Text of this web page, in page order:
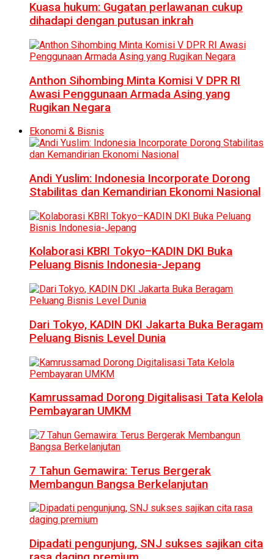
Kuasa hukum: Gugatan perlawanan cukup
dihadapi dengan putusan inkrah
Anthon Sihombing Minta Komisi V DPR RI
Awasi Penggunaan Armada Asing yang
Rugikan Negara
Ekonomi & Bisnis
Andi Yuslim: Indonesia Incorporate Dorong
Stabilitas dan Kemandirian Ekonomi Nasional
Kolaborasi KBRI Tokyo–KADIN DKI Buka
Peluang Bisnis Indonesia-Jepang
Dari Tokyo, KADIN DKI Jakarta Buka Beragam
Peluang Bisnis Level Dunia
Kamrussamad Dorong Digitalisasi Tata Kelola
Pembayaran UMKM
7 Tahun Gemawira: Terus Bergerak
Membangun Bangsa Berkelanjutan
Dipadati pengunjung, SNJ sukses sajikan cita